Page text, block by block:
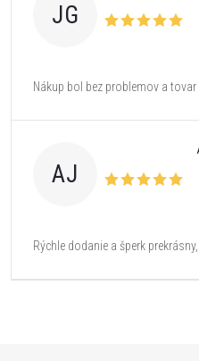
JG
Nákup bol bez problemov a
AJ
Rýchle dodanie a šperk prekrásny,